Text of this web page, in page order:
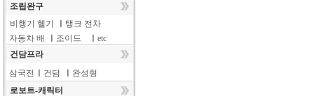
조립완구
비행기 헬기
탱크 전차
자동차 배
조이드
etc
건담프라
삼국전
건담
완성형
로보트-캐릭터